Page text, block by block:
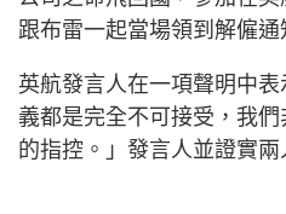
跟布雷一起當場領到解僱通
英航發言人在一項聲明中
義都是完全不可接受，我
的指控。」發言人並證實兩